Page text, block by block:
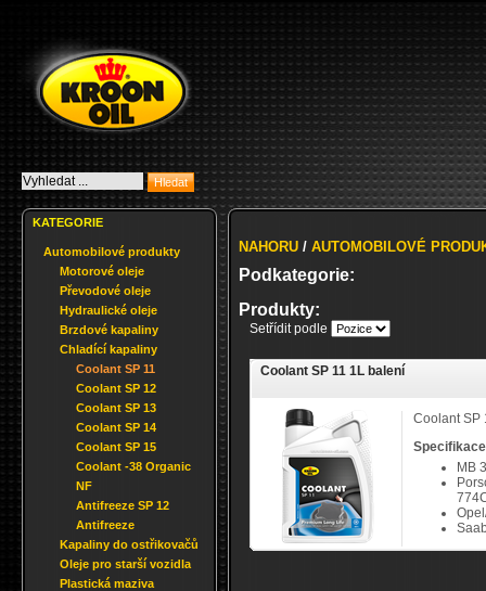
KATEGORIE
Automobilové produkty
Motorové oleje
Převodové oleje
Hydraulické oleje
Brzdové kapaliny
Chladící kapaliny
Coolant SP 11
Coolant SP 12
Coolant SP 13
Coolant SP 14
Coolant SP 15
Coolant -38 Organic
NF
Antifreeze SP 12
Antifreeze
Kapaliny do ostřikovačů
Oleje pro starší vozidla
Plastická maziva
NAHORU / AUTOMOBILOVÉ
Podkategorie:
Produkty:
Setřídit podle
Coolant SP 11 1L balení
Coolant SP
Specifikace
MB